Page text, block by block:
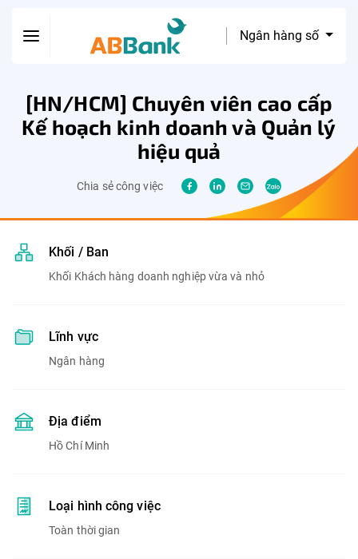
Ngân hàng số
[HN/HCM] Chuyên viên cao cấp
Kế hoạch kinh doanh và Quản lý
hiệu quả
Chia sẻ công việc
Khối / Ban
Khối Khách hàng doanh nghiệp vừa và nhỏ
Lĩnh vực
Ngân hàng
Địa điểm
Hồ Chí Minh
Loại hình công việc
Toàn thời gian